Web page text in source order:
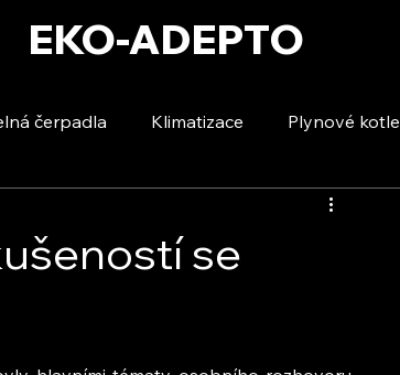
EKO-ADEPTO
čerpadla Klimatizace Plynové kotle
Voda a úspory
se